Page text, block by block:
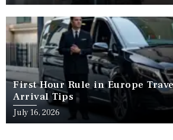
First Hour Rule in Europe
Arrival Tips
July 16, 2026